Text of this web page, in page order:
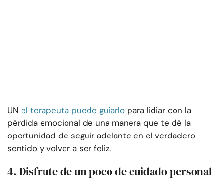
UN el terapeuta puede guiarlo para lidiar con la
pérdida emocional de una manera que te dé la
oportunidad de seguir adelante en el verdadero
sentido y volver a ser feliz.
4. Disfrute de un poco de cuidado personal